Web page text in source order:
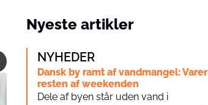
Nyeste artikler
NYHEDER
Dansk by ramt af vandmangel: Varer
resten af weekenden
Dele af byen står uden vand i